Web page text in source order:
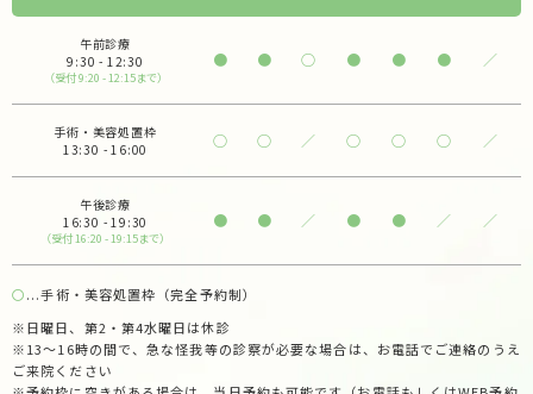
午前診療
9:30 - 12:30
（受付 9:20 - 12:15まで）
● ● ○ ● ● ● ／
手術・美容処置枠
13:30 - 16:00
○ ○ ／ ○ ○ ○ ／
午後診療
16:30 - 19:30
（受付 16:20 - 19:15まで）
● ● ／ ● ● ／ ／
〇...手術・美容処置枠（完全予約制）
※日曜日、第2・第4水曜日は休診
※13～16時の間で、急な怪我等の診察が必要な場合は、お電話でご連絡のうえ
ご来院ください